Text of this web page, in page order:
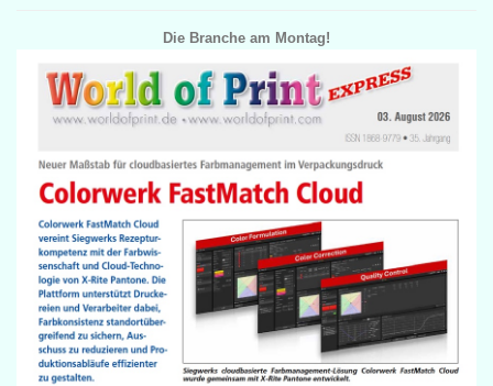
Die Branche am Montag!